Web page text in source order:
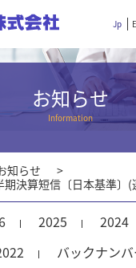
Jp
お知らせ
Information
知らせ
期決算短信〔日本基準〕(
2025 2024
バックナン